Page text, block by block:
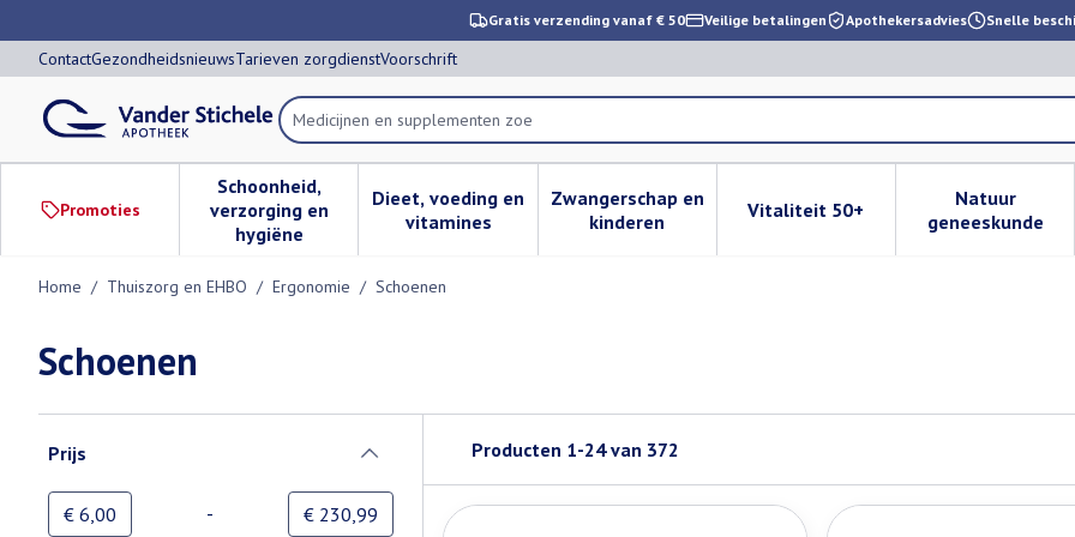
Gratis verzending vanaf € 50 Veilige betalingen Apothekersadvies Snelle
ContactGezondheidsnieuwsTarieven zorgdienstVoorschrift
Product, merk, categorie...
Promoties
Schoonheid,
verzorging en
hygiëne
Toon submenu voor Schoonheid, verzorging en hygiëne categorie
Dieet, voeding en
vitaminesToon submenu voor Dieet, voeding en vitamines categorie
Zwangerschap en
kinderenToon submenu voor Zwangerschap en kinderen
Vitaliteit 50+Toon submenu voor Vitaliteit
Natuur
geneeskunde
Toon
Home / Thuiszorg en EHBO / Ergonomie / Schoenen
Schoenen
Prijs
Minimumwaarde
€ 6,00 - Maximale waarde
€ 230,99
Producten 1-24van 372